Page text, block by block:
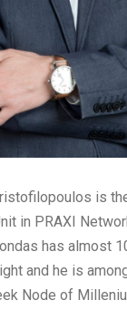
is
in PRAXI
has almost
and he is
Node of